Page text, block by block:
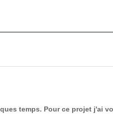
temps. Pour ce projet j'ai